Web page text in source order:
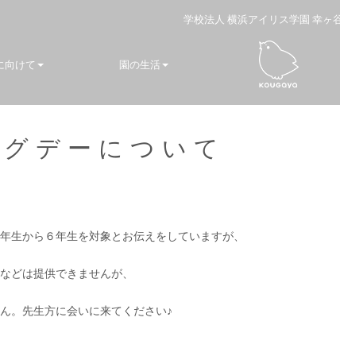
学校法人 横浜アイリス学園 幸ヶ
向けて 園の生活
デーについて
生から６年生を対象とお伝えをしていますが、
どは提供できませんが、
。先生方に会いに来てください♪